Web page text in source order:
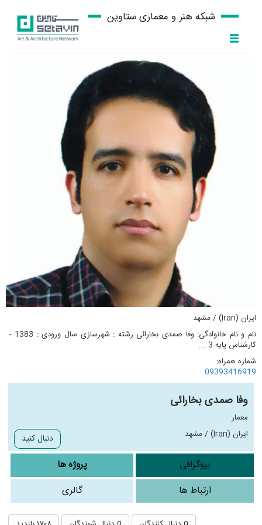
شبکه هنر و معماری ستاوین
ایران (Iran) / مشهد
نام و نام خانوادگی: وفا صمدی بخارائی رشته : شهرسازی سال ورودی : 1383 -
کارشناس پایه 3 ...
شماره همراه:
09393416919
وفا صمدی بخارائی
معمار
ایران (Iran) / مشهد
دنبال کنید
بیوگرافی
پروژه ها
ارتباط ها
گالری